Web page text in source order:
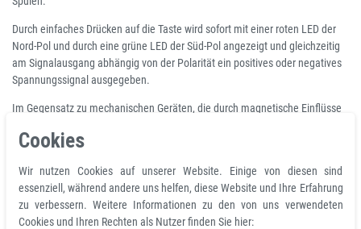
Durch einfaches Drücken auf die Taste wird sofort mit einer roten LED der
Nord-Pol und durch eine grüne LED der Süd-Pol angezeigt und gleichzeitig
am Signalausgang abhängig von der Polarität ein positives oder negatives
Spannungssignal ausgegeben.
Im Gegensatz zu mechanischen Geräten, die durch magnetische Einflüsse
falsche Anzeige, da er nicht magnetisiert werden kann. Der
anderen magnetischen Materialen verwendet werden.
Produkteigenschaften
Cookies
Wir nutzen Cookies auf unserer Website. Einige von diesen sind
essenziell, während andere uns helfen, diese Website und Ihre Erfahrung
zu verbessern. Weitere Informationen zu den von uns verwendeten
Cookies und Ihren Rechten als Nutzer finden Sie hier: